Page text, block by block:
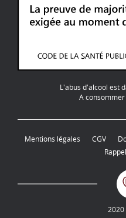
L'abus d'alcool est
A
Mentions légales CGV
2020